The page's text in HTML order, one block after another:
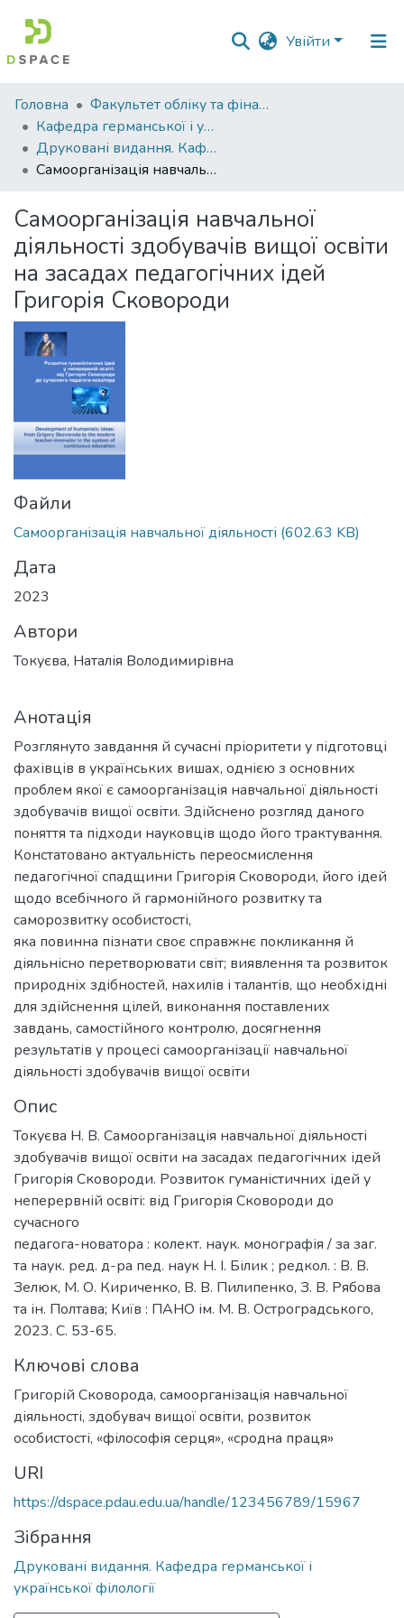
Увійти
Фонди
та
зібрання
Пошук за критеріями
Статистика
Головна
Факультет обліку та фінансів
Кафедра германської і української філології
Друковані видання. Кафедра германської і української філології
Самоорганізація навчальної діяльності здобувачів вищої освіти на засадах педагогічних ідей Григорія Сковороди
Самоорганізація навчальної
діяльності здобувачів вищої освіти
на засадах педагогічних ідей
Григорія Сковороди
Файли
Самоорганізація навчальної діяльності (602.63 KB)
Дата
2023
Автори
Токуєва, Наталія Володимирівна
Анотація
Розглянуто завдання й сучасні пріоритети у підготовці
фахівців в українських вишах, однією з основних
проблем якої є самоорганізація навчальної діяльності
здобувачів вищої освіти. Здійснено розгляд даного
поняття та підходи науковців щодо його трактування.
Констатовано актуальність переосмислення
педагогічної спадщини Григорія Сковороди, його ідей
щодо всебічного й гармонійного розвитку та
саморозвитку особистості,
яка повинна пізнати своє справжнє покликання й
діяльнісно перетворювати світ; виявлення та розвиток
природніх здібностей, нахилів і талантів, що необхідні
для здійснення цілей, виконання поставлених
завдань, самостійного контролю, досягнення
результатів у процесі самоорганізації навчальної
діяльності здобувачів вищої освіти
Опис
Токуєва Н. В. Самоорганізація навчальної діяльності
здобувачів вищої освіти на засадах педагогічних ідей
Григорія Сковороди. Розвиток гуманістичних ідей у
неперервній освіті: від Григорія Сковороди до
сучасного
педагога-новатора : колект. наук. монографія / за заг.
та наук. ред. д-ра пед. наук Н. І. Білик ; редкол. : В. В.
Зелюк, М. О. Кириченко, В. В. Пилипенко, З. В. Рябова
та ін. Полтава; Київ : ПАНО ім. М. В. Остроградського,
2023. С. 53-65.
Ключові слова
Григорій Сковорода, самоорганізація навчальної
діяльності, здобувач вищої освіти, розвиток
особистості, «філософія серця», «сродна праця»
URI
https://dspace.pdau.edu.ua/handle/123456789/15967
Зібрання
Друковані видання. Кафедра германської і
української філології